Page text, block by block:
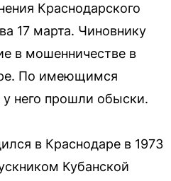
Краснодарского
17 марта. Чиновнику
в мошенничестве в
По имеющимся
него прошли обыски.
в Краснодаре в 1973
Кубанской